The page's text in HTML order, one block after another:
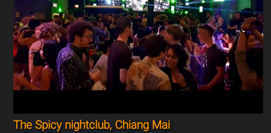
The Spicy nightclub, Chiang Mai